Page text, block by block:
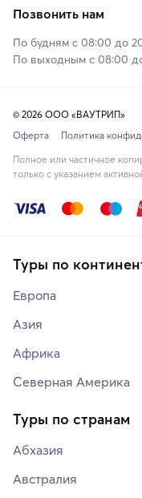
Позвонить нам
По будням с 08:00 до
По выходным с 08:00
© 2026 ООО «ВАУТРИП»
Оферта
Политика
Полное или частичное
только с указанием
Туры по
Европа
Азия
Африка
Северная Америка
Туры по странам
Абхазия
Австралия